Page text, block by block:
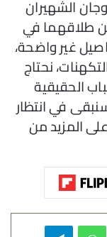
الشهيران
طلاقهما في
غير واضحة،
نحتاج
الحقيقية
في انتظار
المزيد من
واتساب